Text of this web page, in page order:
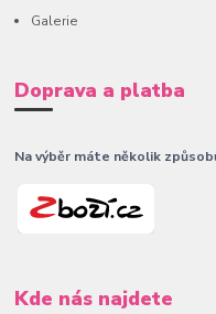
Galerie
Doprava a platba
Na výběr máte několik
Kde nás najdete